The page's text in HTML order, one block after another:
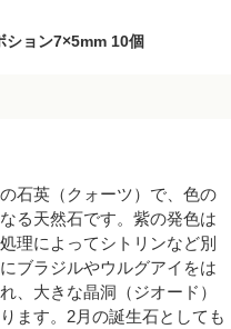
ション7×5mm 10個
石英（クォーツ）で、色の
る天然石です。紫の発色は
理によってシトリンなど別
ブラジルやウルグアイをは
、大きな晶洞（ジオード）
ます。2月の誕生石としても